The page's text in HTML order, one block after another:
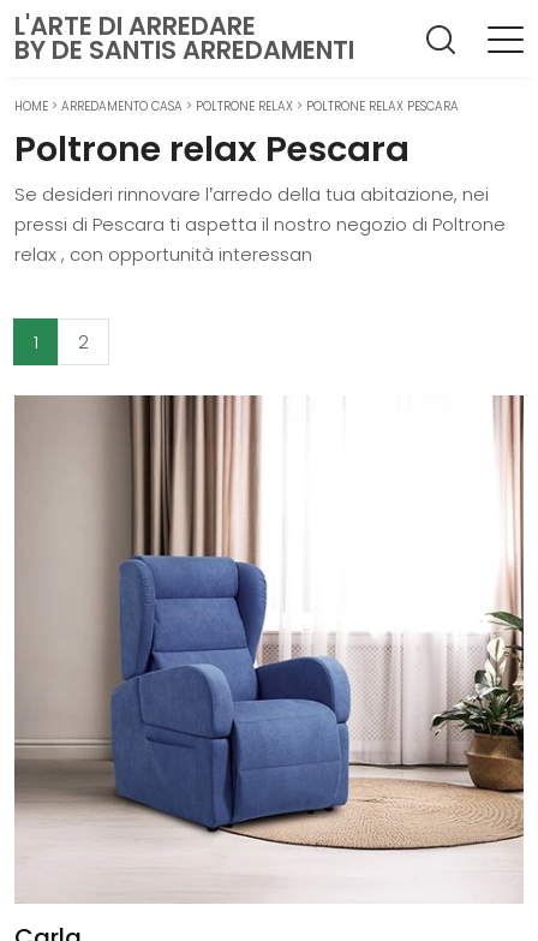
L'ARTE DI ARREDARE
BY DE SANTIS ARREDAMENTI
HOME > ARREDAMENTO CASA > POLTRONE RELAX > POLTRONE RELAX PESCARA
Poltrone relax Pescara
Se desideri rinnovare l’arredo della tua abitazione, nei
pressi di Pescara ti aspetta il nostro negozio di Poltrone
relax , con opportunità interessan
1 2